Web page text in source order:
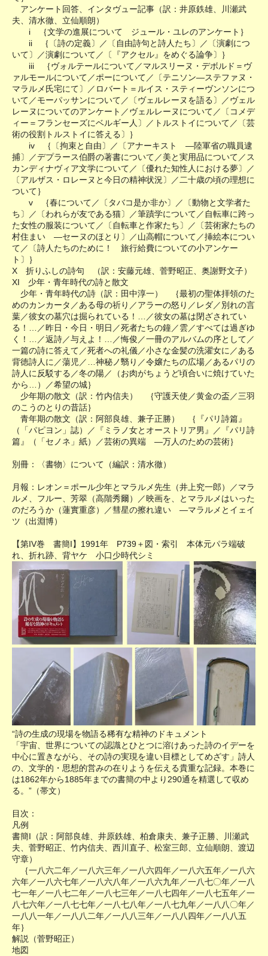
アンケート回答、インタヴュー記事（訳：井原鉄雄、川瀬武
夫、清水徹、立仙順朗）
i ｛文学の進展について ジュール・ユレのアンケート｝
ii ｛〔詩の定義〕／〔自由詩句と詩人たち〕／〔演劇につ
いて〕／演劇について／〔『アクセル』をめぐる論争〕｝
iii ｛ヴォルテールについて／マルスリーヌ・デボルド＝ヴ
ァルモールについて／ポーについて／〔テニソン―ステファヌ・
マラルメ氏宅にて〕／ロバート＝ルイス・スティーヴンソンにつ
いて／モーパッサンについて／〔ヴェルレーヌを語る〕／ヴェル
レーヌについてのアンケート／ヴェルレーヌについて／〔コメデ
ィー＝フランセーズにベルギー人〕／トルストイについて／〔芸
術の役割トルストイに答える〕｝
iv ｛〔拘束と自由〕／〔アナーキスト ―陸軍省の職員逮
捕〕／デプラース伯爵の著書について／美と実用品について／ス
カンディナヴィア文学について／〔優れた知性人における夢〕／
〔アルザス・ロレーヌと今日の精神状況〕／二十歳の頃の理想に
ついて｝
v ｛春について／〔タバコ是か非か〕／〔動物と文学者た
ち〕／〔われらが友である猫〕／筆蹟学について／自転車に跨っ
た女性の服装について／〔自転車と作家たち〕／〔芸術家たちの
村住まい ―セーヌのほとり〕／山高帽について／挿絵本につい
て／〔詩人たちのために！ 旅行給費についての小アンケー
ト〕｝
X 折りふしの詩句 （訳：安藤元雄、菅野昭正、奥謝野文子）
XI 少年・青年時代の詩と散文
少年・青年時代の詩（訳：田中淳一） ｛最初の聖体拝領のた
めのカンカータ／ある母の祈り／アラーの怒り／レダ／別れの言
葉／彼女の墓穴は掘られている！…／彼女の墓は閉ざされてい
る！…／昨日・今日・明日／死者たちの鐘／雲／すべては過ぎゆ
く！…／返詩／与えよ！…／悔俊／一冊のアルバムの序として／
一篇の詩に答えて／死者への礼儀／小さな金髪の洗濯女に／ある
背徳詩人に／蕩児／…神秘ノ翳り／令嬢たちの広場／あるパリの
詩人に反駁する／冬の陽／（お肉がちょうど頃合いに焼けていた
から…）／希望の城｝
少年期の散文（訳：竹内信夫） ｛守護天使／黄金の盃／三羽
のこうのとりの昔話｝
青年期の散文（訳：阿部良雄、兼子正勝） ｛『パリ詩篇』
（「パピヨン」誌）／『ミラノ女とオーストリア男』／『パリ詩
篇』（「セノネ」紙）／芸術の異端 ―万人のための芸術｝
別冊：〈書物〉について（編訳：清水徹）
月報：レオン＝ポール少年とマラルメ先生（井上究一郎）／マラ
ルメ、フルー、芳翠（高階秀爾）／映画を、とマラルメはいった
のだろうか（蓮實重彦）／彗星の擦れ違い ―マラルメとイェイ
ツ（出淵博）
【第IV巻 書簡I】1991年 P739＋図・索引 本体元パラ端破
れ、折れ跡、背ヤケ 小口少時代シミ
“詩の生成の現場を物語る稀有な精神のドキュメント
「宇宙、世界についての認識とひとつに溶けあった詩のイデーを
中心に置きながら、その詩の実現を違い目標としてめざす」詩人
の、文学的・思想的営みの在りようを伝える貴重な記録。本巻に
は1862年から1885年までの書簡の中より290通を精選して収め
る。”（帯文）
目次：
凡例
書簡I（訳：阿部良雄、井原鉄雄、柏倉康夫、兼子正勝、川瀬武
夫、菅野昭正、竹内信夫、西川直子、松室三郎、立仙順朗、渡辺
守章）
｛一八六二年／一八六三年／一八六四年／一八六五年／一八六
六年／一八六七年／一八六八年／一八六九年／一八七〇年／一八
七一年／一八七二年／一八七三年／一八七四年／一八七五年／一
八七六年／一八七七年／一八七八年／一八七九年／一八八〇年／
一八八一年／一八八二年／一八八三年／一八八四年／一八八五
年｝
解説（菅野昭正）
地図